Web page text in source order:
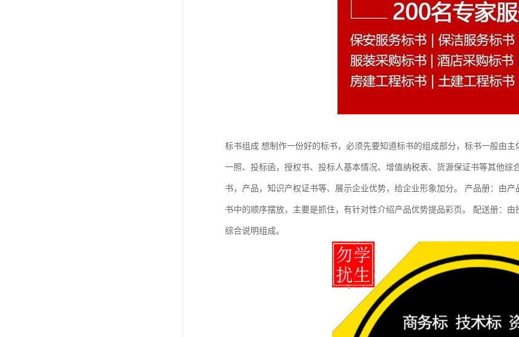
标书组成 想制作一份好的标书，必须先要知道标书的组成部分，标书一般由
一照、投标函，授权书、投标人基本情况、增值纳税表、货源保证书等其他综
书，产品，知识产权证书等、展示企业优势，给企业形象加分。 产品册：由
书中的顺序摆放，主要是抓住，有针对性介绍产品优势提品彩页。 配送册：
综合说明组成。